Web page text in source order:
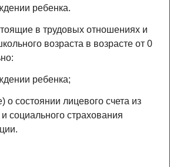
ребенка.
в трудовых отношениях и
возраста в возрасте от 0
ребенка;
о состоянии лицевого счета из
социального страхования